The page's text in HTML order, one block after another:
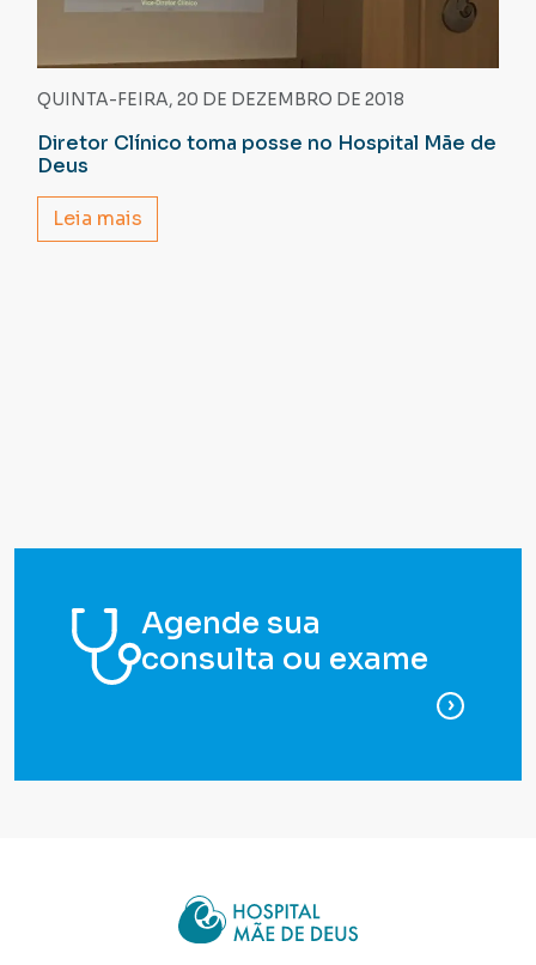
QUINTA-FEIRA, 20 DE DEZEMBRO DE 2018
Diretor Clínico toma posse no Hospital Mãe de
Deus
Leia mais
Agende sua
consulta ou exame
para